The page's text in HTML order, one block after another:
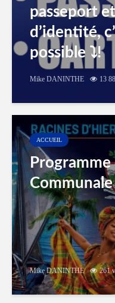
passeport
d’identité,
possible ⤵️!
Mike DANINTHE 13
ACCUEIL
Programme
Mike DANINTHE 261